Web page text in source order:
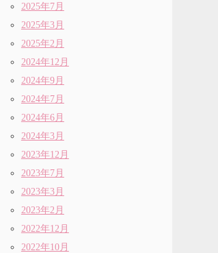
2025年7月
2025年3月
2025年2月
2024年12月
2024年9月
2024年7月
2024年6月
2024年3月
2023年12月
2023年7月
2023年3月
2023年2月
2022年12月
2022年10月